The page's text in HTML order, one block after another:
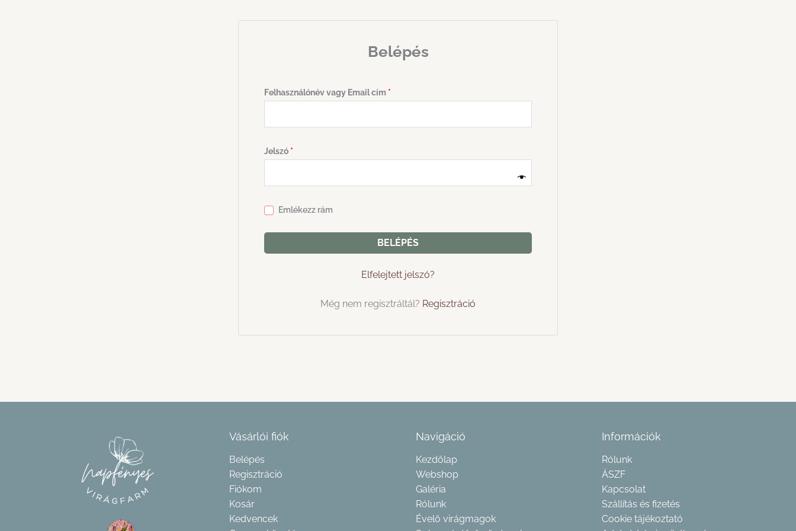
Belépés
Felhasználónév vagy Email cím *
Jelszó *
Emlékezz rám
BELÉPÉS
Elfelejtett jelszó?
Még nem regisztráltál? Regisztráció
Vásárlói fiók
Belépés
Regisztráció
Fiókom
Kosár
Kedvencek
Navigáció
Kezdőlap
Webshop
Galéria
Rólunk
Évelő virágmagok
Információk
Rólunk
ÁSZF
Kapcsolat
Szállítás és fizetés
Cookie tájékoztató